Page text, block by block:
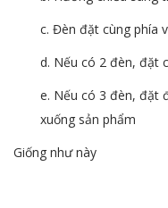
c. Đèn đặt cùng phía
d. Nếu có 2 đèn, đặt
e. Nếu có 3 đèn, đặt
xuống sản phẩm
Giống như này